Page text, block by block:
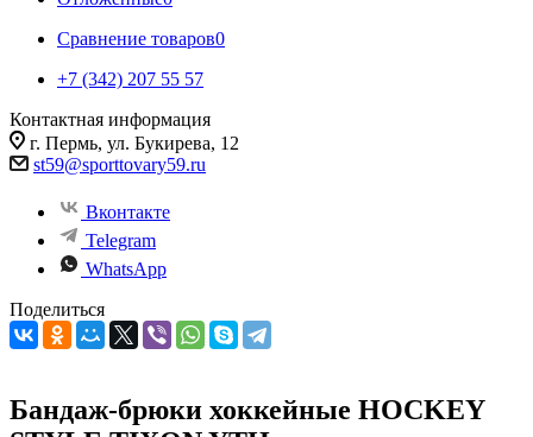
Сравнение товаров0
+7 (342) 207 55 57
Контактная информация
г. Пермь, ул. Букирева, 12
st59@sporttovary59.ru
Вконтакте
Telegram
WhatsApp
Поделиться
Бандаж-брюки хоккейные HOCKEY